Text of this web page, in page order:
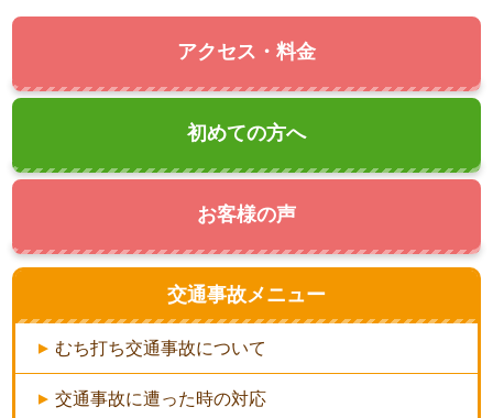
アクセス・料金
初めての方へ
お客様の声
交通事故メニュー
むち打ち交通事故について
交通事故に遭った時の対応